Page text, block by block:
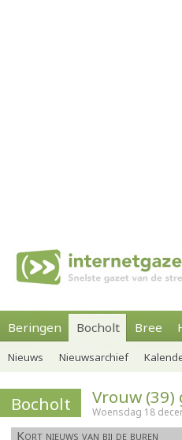
Beringen Bocholt Bree
Nieuws Nieuwsarchief
Bocholt Vrouw
Woensdag 18
Kort nieuws van bij de buren